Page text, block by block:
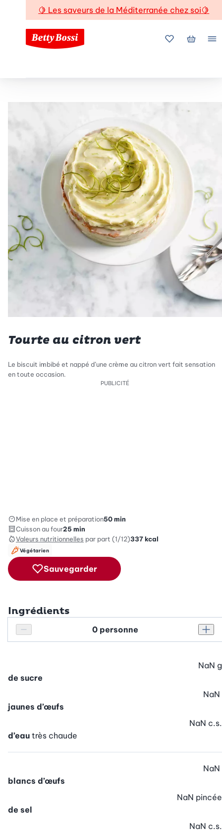
🍋 Les saveurs de la Méditerranée chez soi🍋
Mes favoris
Mon
Tourte au citron vert
Le biscuit imbibé et nappé d’une crème au citron vert fait sensation
en toute occasion.
PUBLICITÉ
Mise en place et préparation50 min
Cuisson au four25 min
Valeurs nutritionnelles par part (1/12)337kcal
Végétarien
Sauvegarder
Ingrédients
Réduire le nombre de personnes
Personnes
de sucre
NaN g
jaunes d’œufs
NaN
d’eau très chaude
NaN c.s.
blancs d’œufs
NaN
de sel
NaN pincée
NaN c.s.